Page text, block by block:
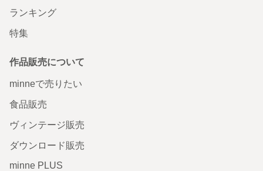
ランキング
特集
作品販売について
minneで売りたい
食品販売
ヴィンテージ販売
ダウンロード販売
minne PLUS